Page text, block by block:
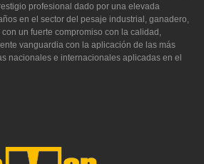
profesional dado por una elevada
en el sector del pesaje industrial, ganadero,
un fuerte compromiso con la calidad,
vanguardia con la aplicación de las más
nacionales e internacionales aplicadas en el